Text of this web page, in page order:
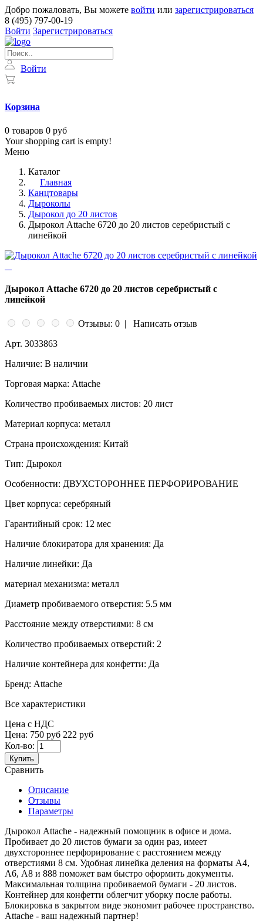
Добро пожаловать, Вы можете войти или зарегистрироваться
8 (495) 797-00-19
Войти Зарегистрироваться
Войти
Корзина
0 товаров 0 руб
Your shopping cart is empty!
Меню
Каталог
Главная
Канцтовары
Дыроколы
Дырокол до 20 листов
Дырокол Attache 6720 до 20 листов серебристый с
линейкой
Дырокол Attache 6720 до 20 листов серебристый с
линейкой
Отзывы: 0 |
Написать отзыв
Арт. 3033863
Наличие: В наличии
Торговая марка: Attache
Количество пробиваемых листов: 20 лист
Материал корпуса: металл
Страна происхождения: Китай
Тип: Дырокол
Особенности: ДВУХСТОРОННЕЕ ПЕРФОРИРОВАНИЕ
Цвет корпуса: серебряный
Гарантийный срок: 12 мес
Наличие блокиратора для хранения: Да
Наличие линейки: Да
материал механизма: металл
Диаметр пробиваемого отверстия: 5.5 мм
Расстояние между отверстиями: 8 см
Количество пробиваемых отверстий: 2
Наличие контейнера для конфетти: Да
Бренд: Attache
Все характеристики
Цена с НДС
Цена: 750 руб 222 руб
Кол-во:
Купить
Сравнить
Описание
Отзывы
Параметры
Дырокол Attache - надежный помощник в офисе и дома.
Пробивает до 20 листов бумаги за один раз, имеет
двухстороннее перфорирование с расстоянием между
отверстиями 8 см. Удобная линейка деления на форматы А4,
А6, А8 и 888 поможет вам быстро оформить документы.
Максимальная толщина пробиваемой бумаги - 20 листов.
Контейнер для конфетти облегчит уборку после работы.
Блокировка в закрытом виде экономит рабочее пространство.
Attache - ваш надежный партнер!